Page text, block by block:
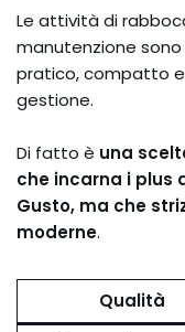
Le attività di
manutenzione
pratico, compatto e
gestione.
Di fatto è una
che incarna i plus
Gusto, ma che
moderne.
Qualità